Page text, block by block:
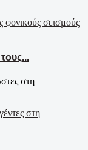
στη